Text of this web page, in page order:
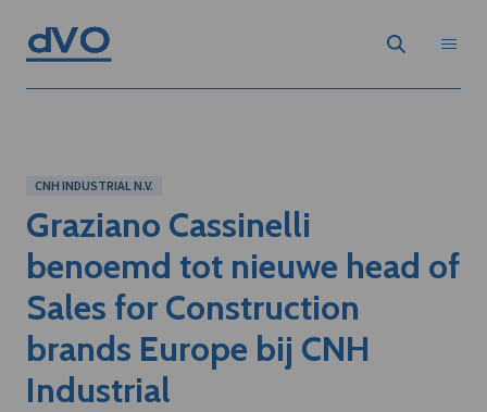
CNH INDUSTRIAL N.V.
Graziano Cassinelli
benoemd tot nieuwe head of
Sales for Construction
brands Europe bij CNH
Industrial